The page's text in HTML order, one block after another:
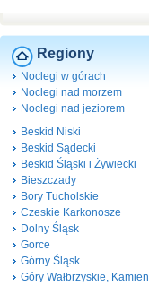
Regiony
Noclegi w górach
Noclegi nad morzem
Noclegi nad jeziorem
Beskid Niski
Beskid Sądecki
Beskid Śląski i Żywiecki
Bieszczady
Bory Tucholskie
Czeskie Karkonosze
Dolny Śląsk
Gorce
Górny Śląsk
Góry Wałbrzyskie,